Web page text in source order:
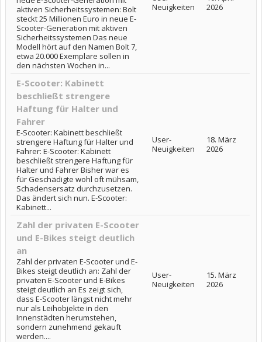
aktiven Sicherheitssystemen: Bolt
steckt 25 Millionen Euro in neue E-
Scooter-Generation mit aktiven
Sicherheitssystemen Das neue
Modell hört auf den Namen Bolt 7,
etwa 20.000 Exemplare sollen in
den nächsten Wochen in...
Neuigkeiten
2026
E-Scooter: Kabinett
beschließt strengere
Haftung für Halter und
Fahrer
E-Scooter: Kabinett beschließt
strengere Haftung für Halter und
Fahrer: E-Scooter: Kabinett
beschließt strengere Haftung für
Halter und Fahrer Bisher war es
für Geschädigte wohl oft mühsam,
Schadensersatz durchzusetzen.
Das ändert sich nun. E-Scooter:
Kabinett...
User-
Neuigkeiten
18. März
2026
Zahl der privaten E-Scooter
und E-Bikes steigt deutlich
an
Zahl der privaten E-Scooter und E-
Bikes steigt deutlich an: Zahl der
privaten E-Scooter und E-Bikes
steigt deutlich an Es zeigt sich,
dass E-Scooter längst nicht mehr
nur als Leihobjekte in den
Innenstädten herumstehen,
sondern zunehmend gekauft
werden....
User-
Neuigkeiten
15. März
2026